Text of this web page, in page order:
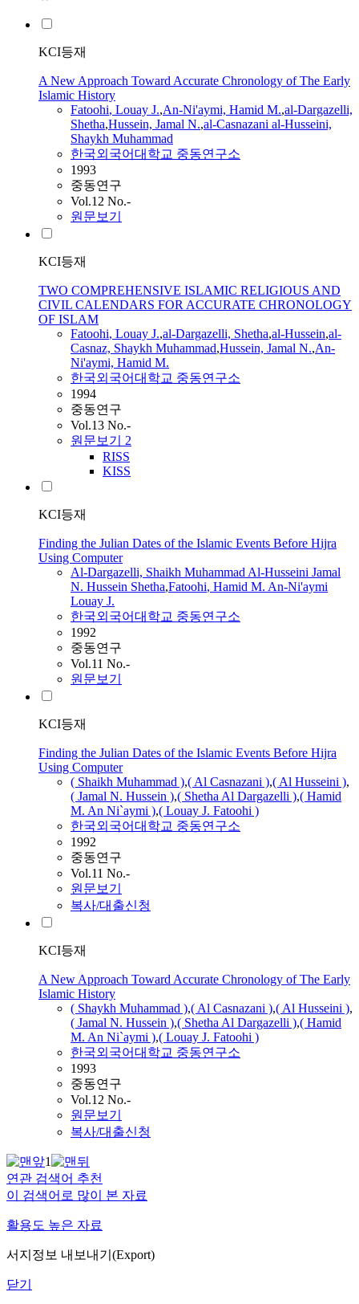
KCI등재
A New Approach Toward Accurate Chronology of The Early
Islamic History
Fatoohi, Louay J.,An-Ni'aymi, Hamid M.,al-Dargazelli,
Shetha,Hussein, Jamal N.,al-Casnazani al-Husseini,
Shaykh Muhammad
한국외국어대학교 중동연구소
1993
중동연구
Vol.12 No.-
원문보기
KCI등재
TWO COMPREHENSIVE ISLAMIC RELIGIOUS AND
CIVIL CALENDARS FOR ACCURATE CHRONOLOGY
OF ISLAM
Fatoohi, Louay J.,al-Dargazelli, Shetha,al-Hussein,al-
Casnaz, Shaykh Muhammad,Hussein, Jamal N.,An-
Ni'aymi, Hamid M.
한국외국어대학교 중동연구소
1994
중동연구
Vol.13 No.-
원문보기 2
RISS
KISS
KCI등재
Finding the Julian Dates of the Islamic Events Before Hijra
Using Computer
Al-Dargazelli, Shaikh Muhammad Al-Husseini Jamal
N. Hussein Shetha,Fatoohi, Hamid M. An-Ni'aymi
Louay J.
한국외국어대학교 중동연구소
1992
중동연구
Vol.11 No.-
원문보기
KCI등재
Finding the Julian Dates of the Islamic Events Before Hijra
Using Computer
( Shaikh Muhammad ),( Al Casnazani ),( Al Husseini ),
( Jamal N. Hussein ),( Shetha Al Dargazelli ),( Hamid
M. An Ni`aymi ),( Louay J. Fatoohi )
한국외국어대학교 중동연구소
1992
중동연구
Vol.11 No.-
원문보기
복사/대출신청
KCI등재
A New Approach Toward Accurate Chronology of The Early
Islamic History
( Shaykh Muhammad ),( Al Casnazani ),( Al Husseini ),
( Jamal N. Hussein ),( Shetha Al Dargazelli ),( Hamid
M. An Ni`aymi ),( Louay J. Fatoohi )
한국외국어대학교 중동연구소
1993
중동연구
Vol.12 No.-
원문보기
복사/대출신청
1
연관 검색어 추천
이 검색어로 많이 본 자료
활용도 높은 자료
서지정보 내보내기(Export)
닫기